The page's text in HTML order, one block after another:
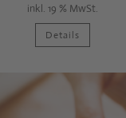
inkl. 19 % MwSt.
Details